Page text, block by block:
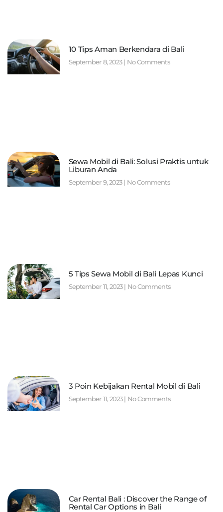
10 Tips Aman Berkendara di Bali
September 8, 2023 No Comments
Sewa Mobil di Bali: Solusi Praktis untuk
Liburan Anda
September 9, 2023 No Comments
5 Tips Sewa Mobil di Bali Lepas Kunci
September 11, 2023 No Comments
3 Poin Kebijakan Rental Mobil di Bali
September 11, 2023 No Comments
Car Rental Bali : Discover the Range of
Rental Car Options in Bali